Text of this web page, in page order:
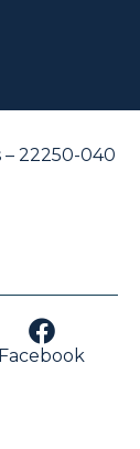
– 22250-040
Facebook